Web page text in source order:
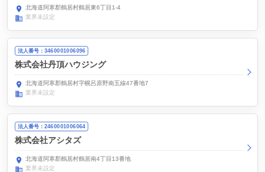
北海道阿寒郡鶴居村鶴居東6丁目1-4
業界未設定
法人番号：3460001006096
株式会社丹頂ハウジング
北海道阿寒郡鶴居村字幌呂原野南五線47番地7
業界未設定
法人番号：2460001006064
株式会社アシタズ
北海道阿寒郡鶴居村鶴居南4丁目13番地
業界未設定